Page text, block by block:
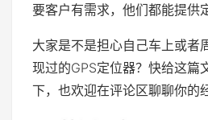
要客户有需求，他们都能提供
大家是不是担心自己车上或者
现过的GPS定位器？快给这篇
下，也欢迎在评论区聊聊你的